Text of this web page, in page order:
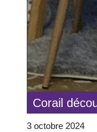
Corail
3 octobre 2024